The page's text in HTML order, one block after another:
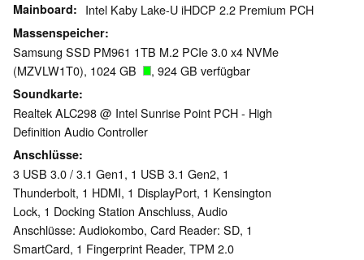
Mainboard Intel Kaby Lake-U iHDCP 2.2 Premium PCH
Massenspeicher
Samsung SSD PM961 1TB M.2 PCIe 3.0 x4 NVMe
(MZVLW1T0), 1024 GB
, 924 GB verfügbar
Soundkarte
Realtek ALC298 @ Intel Sunrise Point PCH - High
Definition Audio Controller
Anschlüsse
3 USB 3.0 / 3.1 Gen1, 1 USB 3.1 Gen2, 1
Thunderbolt, 1 HDMI, 1 DisplayPort, 1 Kensington
Lock, 1 Docking Station Anschluss, Audio
Anschlüsse: Audiokombo, Card Reader: SD, 1
SmartCard, 1 Fingerprint Reader, TPM 2.0